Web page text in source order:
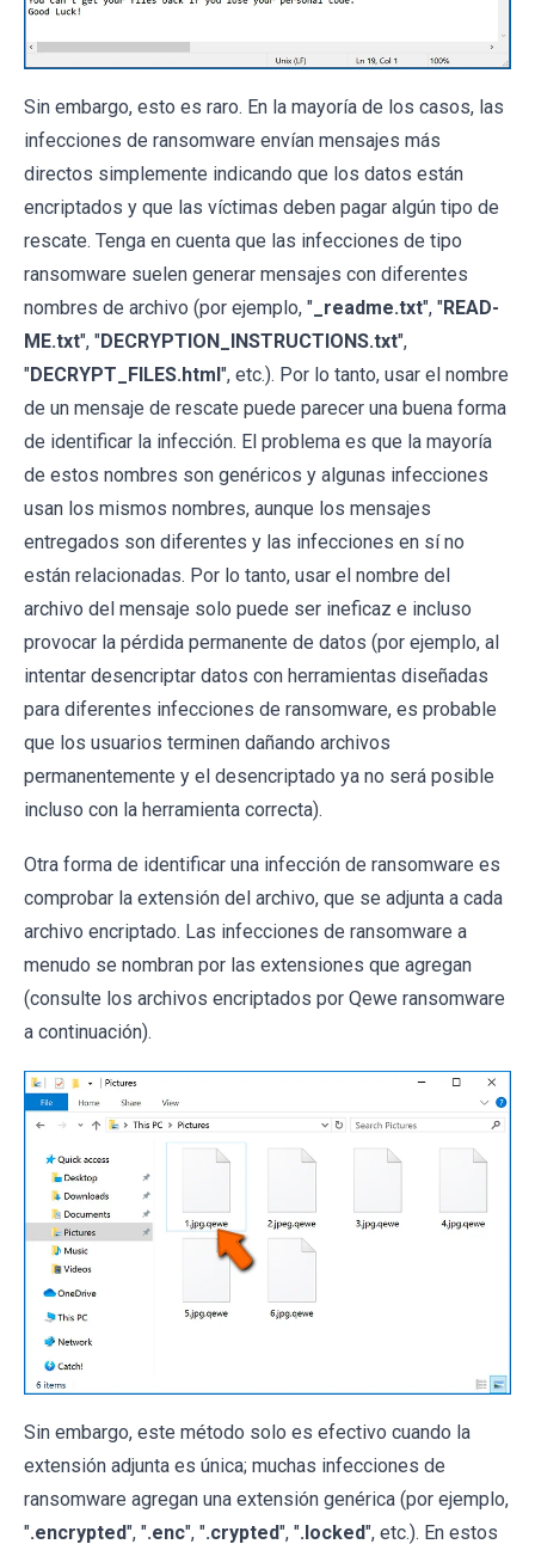
Sin embargo, esto es raro. En la mayoría de los casos, las
infecciones de ransomware envían mensajes más
directos simplemente indicando que los datos están
encriptados y que las víctimas deben pagar algún tipo de
rescate. Tenga en cuenta que las infecciones de tipo
ransomware suelen generar mensajes con diferentes
nombres de archivo (por ejemplo, " _readme.txt", "READ-
ME.txt", "DECRYPTION_INSTRUCTIONS.txt",
"DECRYPT_FILES.html", etc.). Por lo tanto, usar el nombre
de un mensaje de rescate puede parecer una buena forma
de identificar la infección. El problema es que la mayoría
de estos nombres son genéricos y algunas infecciones
usan los mismos nombres, aunque los mensajes
entregados son diferentes y las infecciones en sí no
están relacionadas. Por lo tanto, usar el nombre del
archivo del mensaje solo puede ser ineficaz e incluso
provocar la pérdida permanente de datos (por ejemplo, al
intentar desencriptar datos con herramientas diseñadas
para diferentes infecciones de ransomware, es probable
que los usuarios terminen dañando archivos
permanentemente y el desencriptado ya no será posible
incluso con la herramienta correcta).
Otra forma de identificar una infección de ransomware es
comprobar la extensión del archivo, que se adjunta a cada
archivo encriptado. Las infecciones de ransomware a
menudo se nombran por las extensiones que agregan
(consulte los archivos encriptados por Qewe ransomware
a continuación).
Sin embargo, este método solo es efectivo cuando la
extensión adjunta es única; muchas infecciones de
ransomware agregan una extensión genérica (por ejemplo,
".encrypted", ".enc", ".crypted", ".locked", etc.). En estos